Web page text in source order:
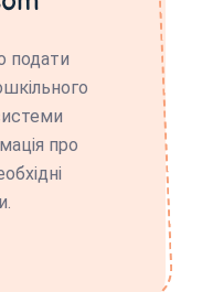
подати
про